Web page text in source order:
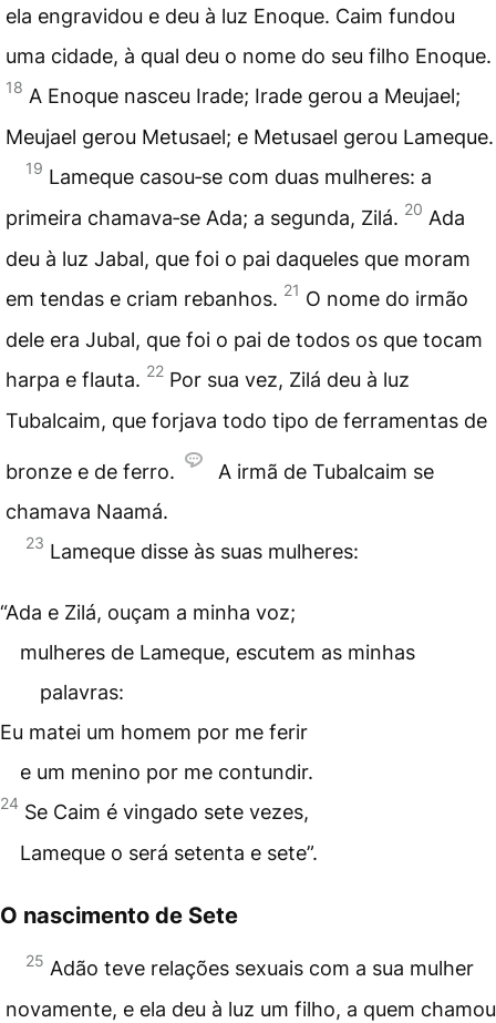
ela engravidou e deu à luz Enoque. Caim fundou
uma cidade, à qual deu o nome do seu filho Enoque.
18 A Enoque nasceu Irade; Irade gerou a Meujael;
Meujael gerou Metusael; e Metusael gerou Lameque.
19 Lameque casou‑se com duas mulheres: a
primeira chamava‑se Ada; a segunda, Zilá. 20 Ada
deu à luz Jabal, que foi o pai daqueles que moram
em tendas e criam rebanhos. 21 O nome do irmão
dele era Jubal, que foi o pai de todos os que tocam
harpa e flauta. 22 Por sua vez, Zilá deu à luz
Tubalcaim, que forjava todo tipo de ferramentas de
bronze e de ferro.
A irmã de Tubalcaim se
chamava Naamá.
23 Lameque disse às suas mulheres:
“Ada e Zilá, ouçam a minha voz;
mulheres de Lameque, escutem as minhas
palavras:
Eu matei um homem por me ferir
e um menino por me contundir.
24 Se Caim é vingado sete vezes,
Lameque o será setenta e sete”.
O nascimento de Sete
25 Adão teve relações sexuais com a sua mulher
novamente, e ela deu à luz um filho, a quem chamou